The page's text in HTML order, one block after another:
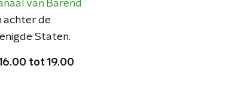
van Barend
achter de
Staten.
tot 19.00